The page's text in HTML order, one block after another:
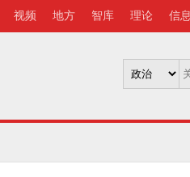
视频 地方 智库 理论 信息